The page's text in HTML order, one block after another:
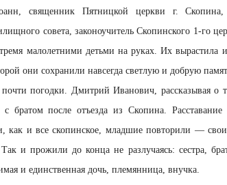
священник Пятницкой церкви г. Скопина,
совета, законоучитель Скопинского 1-го
малолетними детьми на руках. Их вырастила
они сохранили навсегда светлую и добрую
погодки. Дмитрий Иванович, рассказывая о
братом после отъезда из Скопина. Расставание
как и все скопинское, младшие повторили —
и прожили до конца не разлучаясь: сестра,
и единственная дочь, племянница, внучка.